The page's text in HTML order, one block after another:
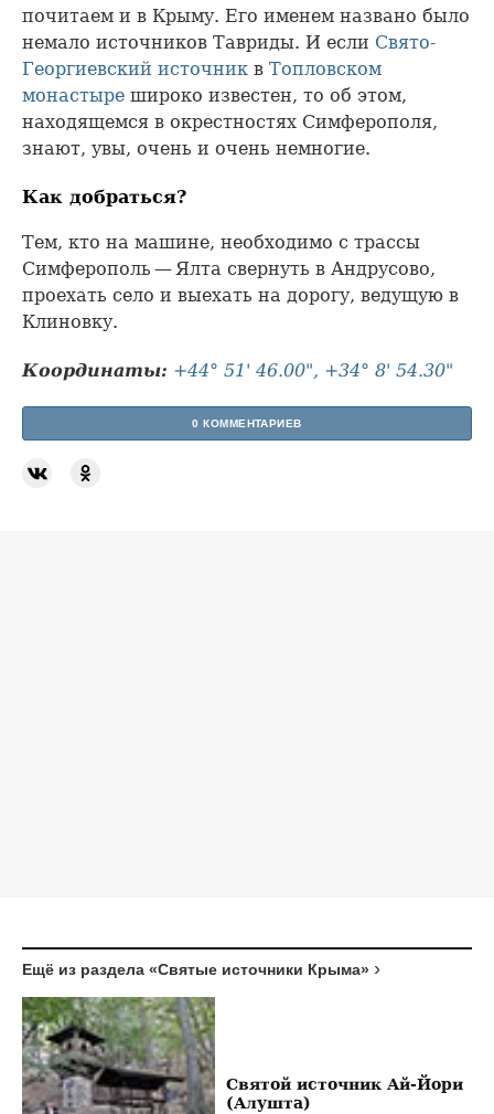
почитаем и в Крыму. Его именем названо было
немало источников Тавриды. И если Свято-
Георгиевский источник в Топловском
монастыре широко известен, то об этом,
находящемся в окрестностях Симферополя,
знают, увы, очень и очень немногие.
Как добраться?
Тем, кто на машине, необходимо с трассы
Симферополь — Ялта свернуть в Андрусово,
проехать село и выехать на дорогу, ведущую в
Клиновку.
Координаты: +44° 51' 46.00", +34° 8' 54.30"
0 КОММЕНТАРИЕВ
Ещё из раздела «Святые источники Крыма»
Святой источник Ай-Йори
(Алушта)